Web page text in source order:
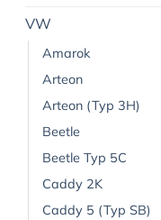
VW
Amarok
Arteon
Arteon (Typ 3H)
Beetle
Beetle Typ 5C
Caddy 2K
Caddy 5 (Typ SB)